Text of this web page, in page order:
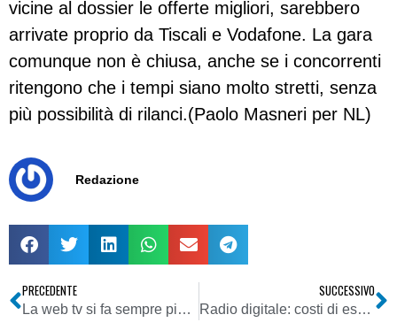
vicine al dossier le offerte migliori, sarebbero
arrivate proprio da Tiscali e Vodafone. La gara
comunque non è chiusa, anche se i concorrenti
ritengono che i tempi siano molto stretti, senza
più possibilità di rilanci.(Paolo Masneri per NL)
Redazione
PRECEDENTE
La web tv si fa sempre più largo fra le aziende
SUCCESSIVO
Radio digitale: costi di esercizio, il DMB costa la metà dell’FM